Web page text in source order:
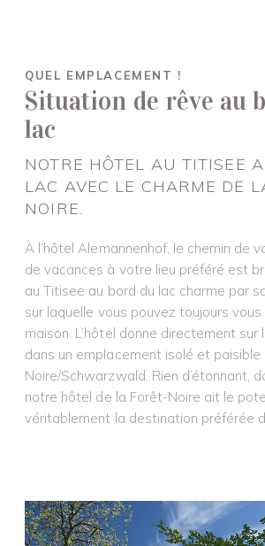
QUEL EMPLACEMENT !
Situation de rêve au
lac
NOTRE HÔTEL AU TITISEE
LAC AVEC LE CHARME DE
NOIRE.
À l’hôtel Alemannenhof, le chemin de
de vacances à votre lieu préféré est
au Titisee au bord du lac charme par
sur laquelle vous pouvez toujours
maison. L’hôtel donne directement sur
dans un emplacement isolé et paisible
Noire/Schwarzwald. Rien d’étonnant,
notre hôtel de la Forêt-Noire ait le
véritablement la destination préférée